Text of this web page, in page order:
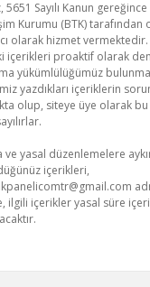
5651 Sayılı Kanun
Kurumu (BTK) tarafından
olarak hizmet
içerikleri proaktif olarak
yükümlülüğümüz
yazdıkları içeriklerin
olup, siteye üye olarak
ve yasal düzenlemelere
içerikleri,
ilgili içerikler yasal süre